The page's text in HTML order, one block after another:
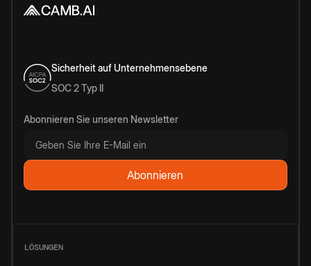
Sicherheit auf Unternehmensebene
SOC 2 Typ II
Abonnieren Sie unseren Newsletter
LÖSUNGEN